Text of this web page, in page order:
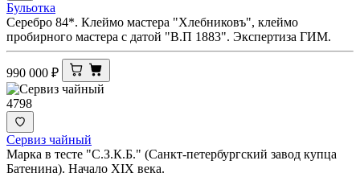
Бульотка
Серебро 84*. Клеймо мастера "Хлебниковъ", клеймо
пробирного мастера с датой "В.П 1883". Экспертиза ГИМ.
990 000 ₽
4798
Сервиз чайный
Марка в тесте "С.З.К.Б." (Санкт-петербургский завод купца
Батенина). Начало XIX века.